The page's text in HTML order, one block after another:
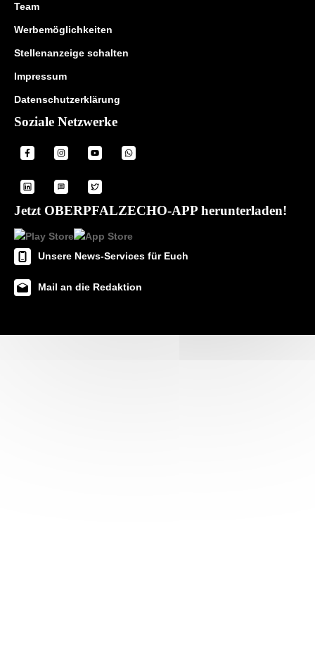
Team
Werbemöglichkeiten
Stellenanzeige schalten
Impressum
Datenschutzerklärung
Soziale Netzwerke
Jetzt OBERPFALZECHO-APP herunterladen!
Unsere News-Services für Euch
Mail an die Redaktion